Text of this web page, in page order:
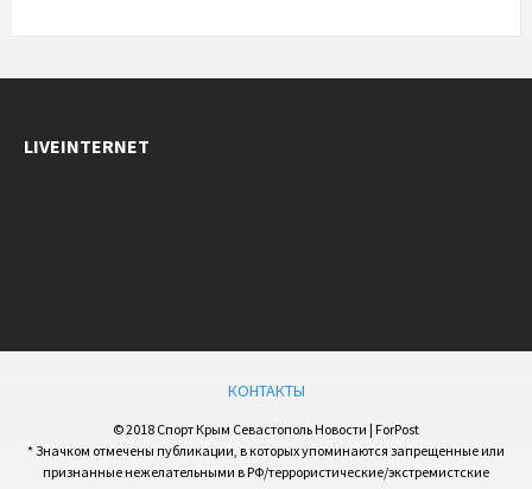
LIVEINTERNET
КОНТАКТЫ
© 2018 Спорт Крым Севастополь Новости | ForPost
* Значком отмечены публикации, в которых упоминаются запрещенные или
признанные нежелательными в РФ/террористические/экстремистские